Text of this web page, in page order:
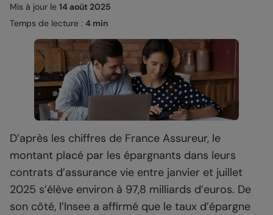
Mis à jour le 14 août 2025
Temps de lecture : 4 min
D’après les chiffres de France Assureur, le
montant placé par les épargnants dans leurs
contrats d’assurance vie entre janvier et juillet
2025 s’élève environ à 97,8 milliards d’euros. De
son côté, l’Insee a affirmé que le taux d’épargne